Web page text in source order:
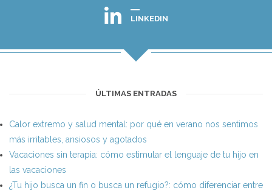
LINKEDIN
ÚLTIMAS ENTRADAS
Calor extremo y salud mental: por qué en verano nos sentimos
más irritables, ansiosos y agotados
Vacaciones sin terapia: cómo estimular el lenguaje de tu hijo en
las vacaciones
¿Tu hijo busca un fin o busca un refugio?: cómo diferenciar entre